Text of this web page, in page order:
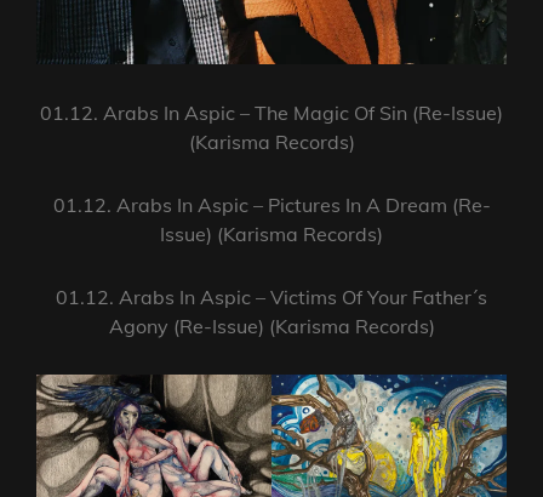
01.12. Arabs In Aspic – The Magic Of Sin (Re-Issue)
(Karisma Records)
01.12. Arabs In Aspic – Pictures In A Dream (Re-
Issue) (Karisma Records)
01.12. Arabs In Aspic – Victims Of Your Father´s
Agony (Re-Issue) (Karisma Records)